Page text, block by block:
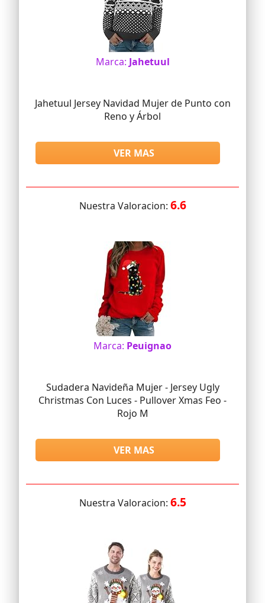
Marca: Jahetuul
Jahetuul Jersey Navidad Mujer de Punto con
Reno y Árbol
VER MAS
Nuestra Valoracion: 6.6
Marca: Peuignao
Sudadera Navideña Mujer - Jersey Ugly
Christmas Con Luces - Pullover Xmas Feo -
Rojo M
VER MAS
Nuestra Valoracion: 6.5